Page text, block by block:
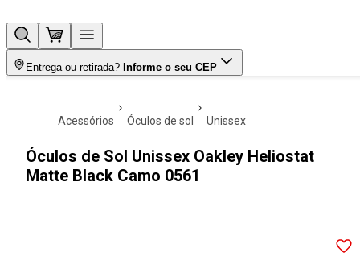
Entrega ou retirada? Informe o seu CEP
acessórios óculos de sol unissex
Óculos de Sol Unissex Oakley Heliostat
Matte Black Camo 0561